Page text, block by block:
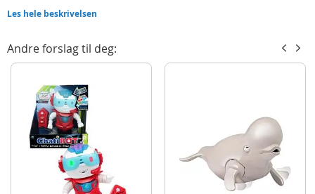
Detaljer:
Alder: fra 5 år
Produktdetaljer
Les hele beskrivelsen
Andre forslag til deg: